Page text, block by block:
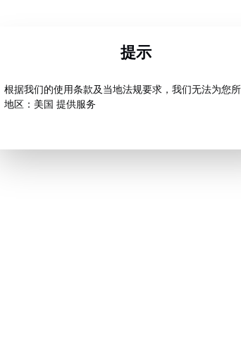
提示
根据我们的使用条款及当地法规要求，我们无法为您
地区：美国 提供服务